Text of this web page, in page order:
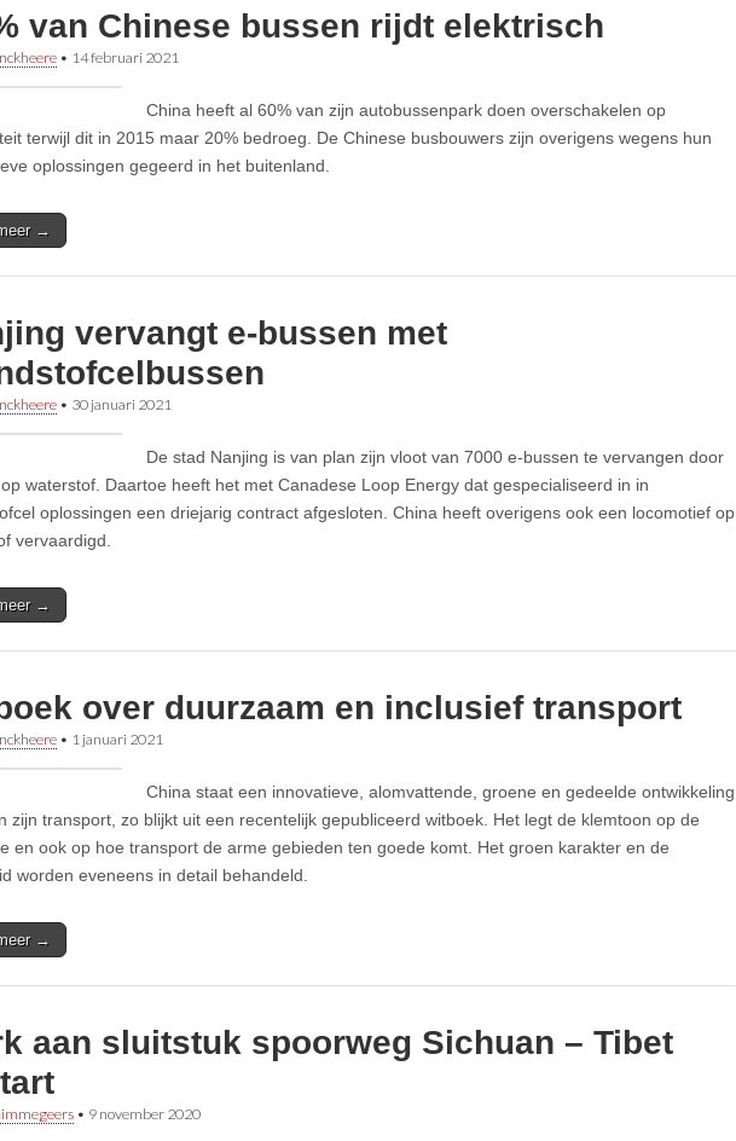
van Chinese bussen rijdt elektrisch
• 14 februari 2021
China heeft al 60% van zijn autobussenpark doen overschakelen op
terwijl dit in 2015 maar 20% bedroeg. De Chinese busbouwers zijn overigens wegens hun
oplossingen gegeerd in het buitenland.
→
vervangt e-bussen met
• 30 januari 2021
De stad Nanjing is van plan zijn vloot van 7000 e-bussen te vervangen door
waterstof. Daartoe heeft het met Canadese Loop Energy dat gespecialiseerd in in
oplossingen een driejarig contract afgesloten. China heeft overigens ook een locomotief op
vervaardigd.
→
over duurzaam en inclusief transport
• 1 januari 2021
China staat een innovatieve, alomvattende, groene en gedeelde ontwikkeling
zijn transport, zo blijkt uit een recentelijk gepubliceerd witboek. Het legt de klemtoon op de
en ook op hoe transport de arme gebieden ten goede komt. Het groen karakter en de
worden eveneens in detail behandeld.
→
aan sluitstuk spoorweg Sichuan – Tibet
• 9 november 2020